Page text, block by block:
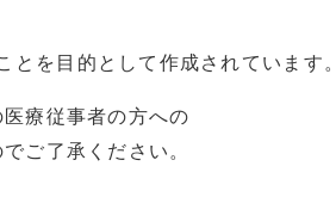
とを目的として作成されています。
医療従事者の方への
ご了承ください。